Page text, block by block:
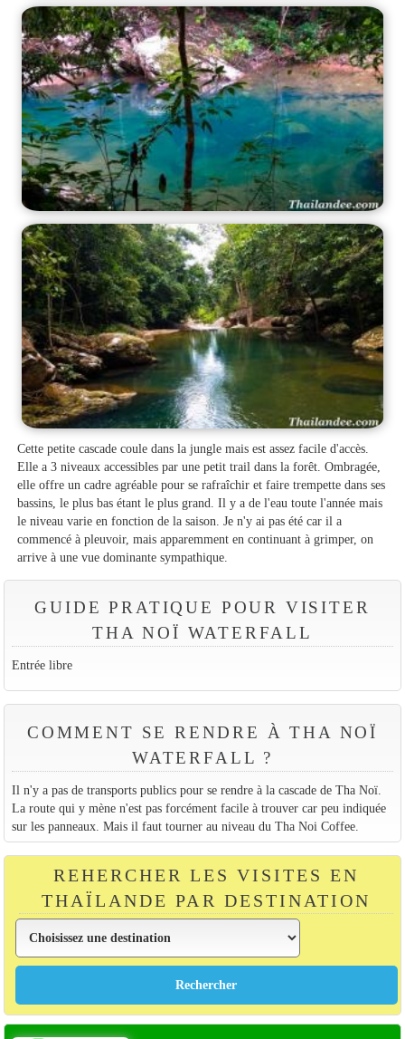
Cette petite cascade coule dans la jungle mais est assez facile d'accès.
Elle a 3 niveaux accessibles par une petit trail dans la forêt. Ombragée,
elle offre un cadre agréable pour se rafraîchir et faire trempette dans ses
bassins, le plus bas étant le plus grand. Il y a de l'eau toute l'année mais
le niveau varie en fonction de la saison. Je n'y ai pas été car il a
commencé à pleuvoir, mais apparemment en continuant à grimper, on
arrive à une vue dominante sympathique.
GUIDE PRATIQUE POUR VISITER
THA NOÏ WATERFALL
Entrée libre
COMMENT SE RENDRE À THA NOÏ
WATERFALL ?
Il n'y a pas de transports publics pour se rendre à la cascade de Tha Noï.
La route qui y mène n'est pas forcément facile à trouver car peu indiquée
sur les panneaux. Mais il faut tourner au niveau du Tha Noi Coffee.
REHERCHER LES VISITES EN
THAÏLANDE PAR DESTINATION